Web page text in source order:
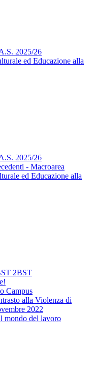
2025/26
ed Educazione alla
2025/26
- Macroarea
ed Educazione alla
2BST
Campus
alla Violenza di
2022
mondo del lavoro